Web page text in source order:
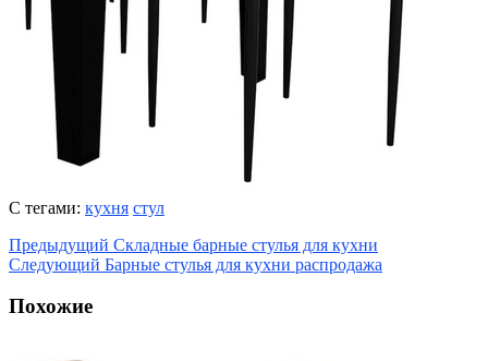
С тегами: кухня стул
Предыдущий Складные барные стулья для кухни
Следующий Барные стулья для кухни распродажа
Похожие